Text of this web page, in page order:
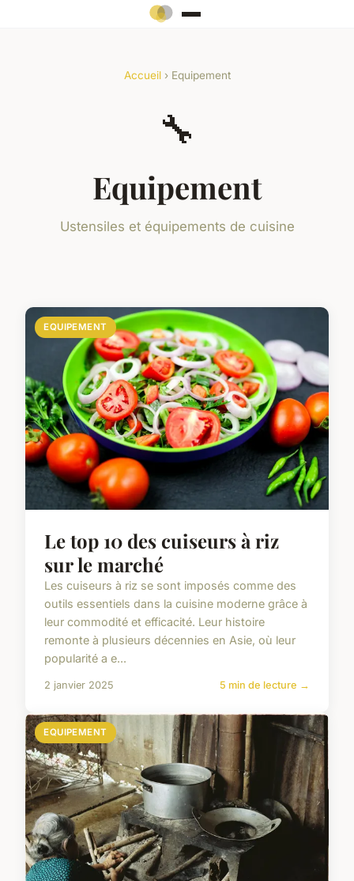
Accueil› Equipement
🔧
Equipement
Ustensiles et équipements de cuisine
EQUIPEMENT
Le top 10 des cuiseurs à riz
sur le marché
Les cuiseurs à riz se sont imposés comme des
outils essentiels dans la cuisine moderne grâce à
leur commodité et efficacité. Leur histoire
remonte à plusieurs décennies en Asie, où leur
popularité a e...
2 janvier 2025 5 min de lecture →
EQUIPEMENT